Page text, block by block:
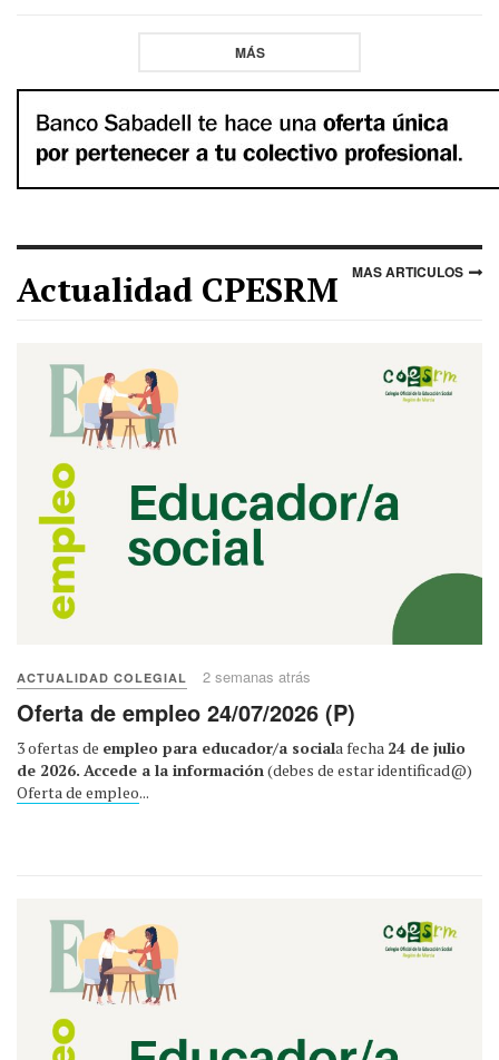
MÁS
Actualidad CPESRM MAS ARTICULOS
ACTUALIDAD COLEGIAL 2 semanas atrás
Oferta de empleo 24/07/2026 (P)
3 ofertas de empleo para educador/a sociala fecha 24 de julio
de 2026. Accede a la información(debes de estar identificad@)
Oferta de empleo...